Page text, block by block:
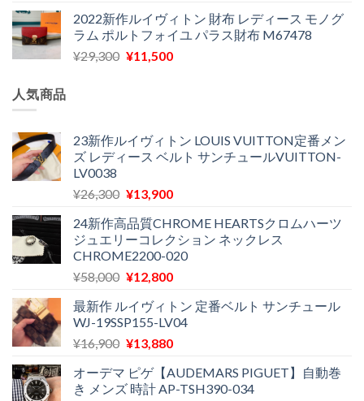
で
し
た。
¥11,580
で
す。
価
格
は
の
価
格
2022新作ルイヴィトン 財布 レディース モノグ
ラム ポルトフォイユ パラス財布 M67478
¥29,300 元
¥29,300
で
た。
¥11,500現
は
¥11,500
す。
人気商品
23新作ルイヴィトン LOUIS VUITTON定番メン
ズ レディース ベルト サンチュールVUITTON-
LV0038
¥26,300 元
価
格
は
¥26,300
し
た。
¥13,900現
の
価
格
は
で
す。
24新作高品質CHROME HEARTSクロムハーツ
ジュエリーコレクション ネックレス
CHROME2200-020
¥58,000 元
価
格
は
で
し
¥12,800現
の
価
格
¥12,800
で
最新作 ルイヴィトン 定番ベルト サンチュール
WJ-19SSP155-LV04
¥16,900 元
価
格
¥13,880現
の
価
オーデマ ピゲ【AUDEMARS PIGUET】自動巻
き メンズ 時計 AP-TSH390-034